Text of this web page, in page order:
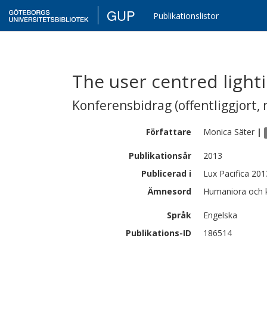
GUP Publikationslistor
The user centred
Konferensbidrag (offentliggjort,
Författare Monica Säter |
Publikationsår
2013
Publicerad i
Lux Pacifica
Ämnesord
Humaniora
Språk
Engelska
Publikations-ID
186514